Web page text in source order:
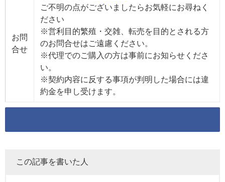
お問
合せ
ご不明の点がございましたらお気軽にお尋ねく
ださい
※営利目的繁殖・交雑、転売を目的とされる方
のお問合せはご遠慮ください。
※代理でのご購入の方は事前にお知らせくださ
い。
※契約内容に反する事項が判明した場合には違
約金を申し受けます。
この記事を書いた人